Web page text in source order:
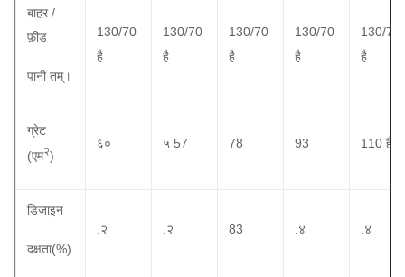
बाहर /
फ़ीड
पानी तम्।
130/70
है
130/70
है
130/70
है
130/70
है
130/70
है
ग्रेट
(एम२)
६० ५ 57 78 93 110 है
डिज़ाइन
दक्षता(%)
.२ .२ 83 .४ .४